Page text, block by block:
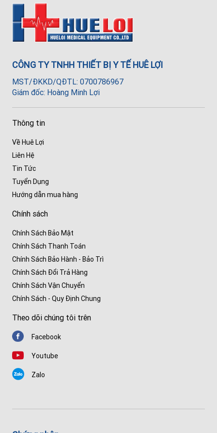
CÔNG TY TNHH THIẾT BỊ Y TẾ HUÊ LỢI
MST/ĐKKD/QĐTL: 0700786967
Giám đốc: Hoàng Minh Lợi
Thông tin
Về Huê Lợi
Liên Hệ
Tin Tức
Tuyển Dụng
Hướng dẫn mua hàng
Chính sách
Chính Sách Bảo Mật
Chính Sách Thanh Toán
Chính Sách Bảo Hành - Bảo Trì
Chính Sách Đổi Trả Hàng
Chính Sách Vận Chuyển
Chính Sách - Quy Định Chung
Theo dõi chúng tôi trên
Facebook
Youtube
Zalo